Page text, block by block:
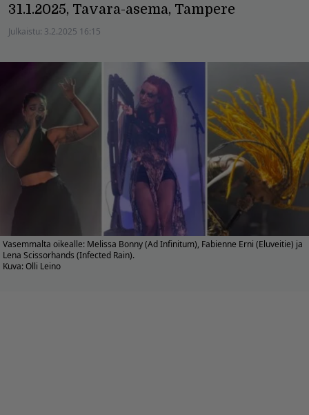
31.1.2025, Tavara-asema, Tampere
Julkaistu: 3.2.2025 16:15
Vasemmalta oikealle: Melissa Bonny (Ad Infinitum), Fabienne Erni (Eluveitie) ja
Lena Scissorhands (Infected Rain).
Kuva: Olli Leino